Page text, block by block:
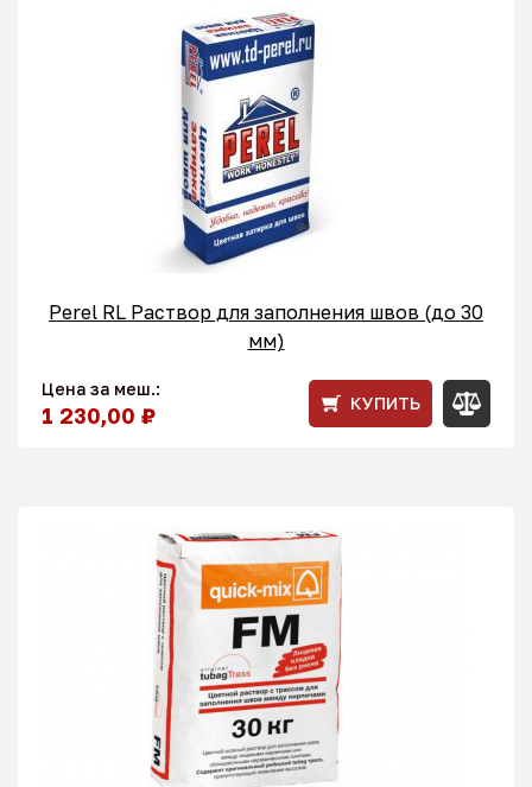
Perel RL Раствор для заполнения швов (до 30
мм)
Цена за меш.:
1 230,00 ₽ КУПИТЬ